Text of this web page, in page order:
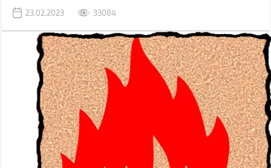
приведет, но если вы внимательно присмотритесь к дисплею,
появления – неправильная чистка.
23.02.2023 33084